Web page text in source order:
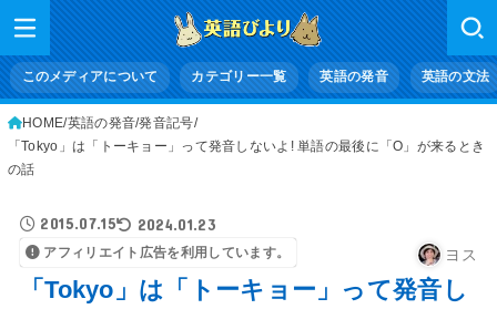
このメディアについて カテゴリー一覧 英語の発音 英語の文法
HOME 英語の発音 発音記号
「Tokyo」は「トーキョー」って発音しないよ! 単語の最後に「O」が来るとき
の話
2015.07.15 2024.01.23
アフィリエイト広告を利用しています。 ヨス
「Tokyo」は「トーキョー」って発音し